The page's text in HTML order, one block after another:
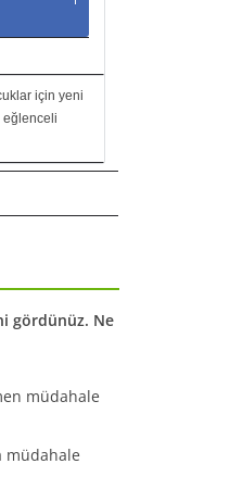
için yeni
eğlenceli
gördünüz. Ne
müdahale
müdahale